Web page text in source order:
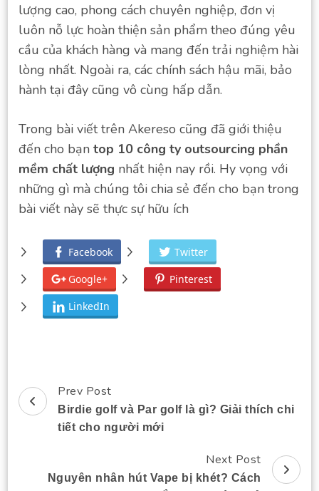
lượng cao, phong cách chuyên nghiệp, đơn vị
luôn nỗ lực hoàn thiện sản phẩm theo đúng yêu
cầu của khách hàng và mang đến trải nghiệm hài
lòng nhất. Ngoài ra, các chính sách hậu mãi, bảo
hành tại đây cũng vô cùng hấp dẫn.
Trong bài viết trên Akereso cũng đã giới thiệu
đến cho bạntop 10 công ty outsourcing phần
mềm chất lượng nhất hiện nay rồi. Hy vọng với
những gì mà chúng tôi chia sẻ đến cho bạn trong
bài viết này sẽ thực sự hữu ích
Facebook Twitter
Google+ Pinterest
LinkedIn
Post
Navigation
Prev Post
Birdie golf và Par golf là gì? Giải thích chi
tiết cho người mới
Next Post
Nguyên nhân hút Vape bị khét? Cách